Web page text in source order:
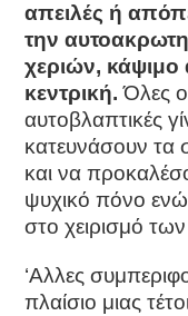
απειλές ή
την
χεριών, κάψιμο
κεντρική.Όλες
αυτοβλαπτικές
κατευνάσουν τα
και να
ψυχικό πόνο
στο χειρισμό
‘Αλλες
πλαίσιο μιας